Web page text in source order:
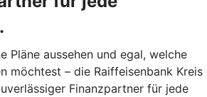
Pläne aussehen und egal, welche
möchtest – die Raiffeisenbank Kreis
Finanzpartner für jede